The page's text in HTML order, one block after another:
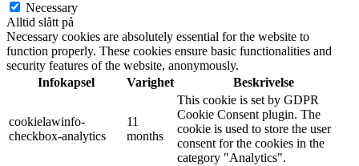
Necessary
Alltid slått på
Necessary cookies are absolutely essential for the website to
function properly. These cookies ensure basic functionalities and
security features of the website, anonymously.
Infokapsel
Varighet Beskrivelse
cookielawinfo-
checkbox-analytics
11
months
This cookie is set by GDPR
Cookie Consent plugin. The
cookie is used to store the user
consent for the cookies in the
category "Analytics".